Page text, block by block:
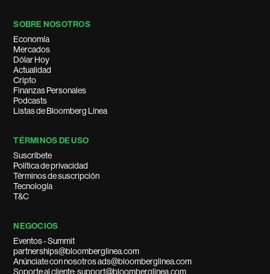
SOBRE NOSOTROS
Economía
Mercados
Dólar Hoy
Actualidad
Cripto
Finanzas Personales
Podcasts
Listas de Bloomberg Línea
TÉRMINOS DE USO
Suscríbete
Política de privacidad
Términos de suscripción
Tecnología
T&C
NEGOCIOS
Eventos - Summit
partnerships@bloomberglinea.com
Anúnciate con nosotros ads@bloomberglinea.com
Soporte al cliente: support@bloomberglinea.com